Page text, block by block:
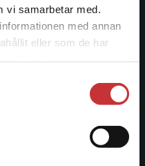
vi samarbetar med.
med annan
eller som de har
utanför Sverige.
Sverige. För
Studentlitteratur med